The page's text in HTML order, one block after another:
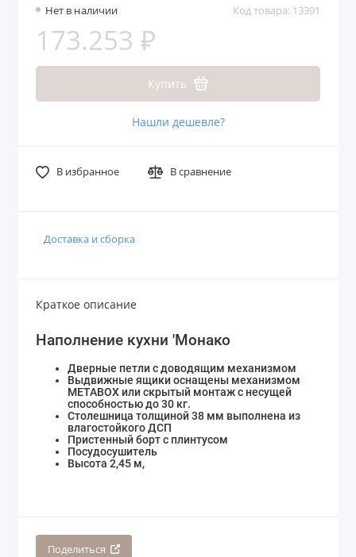
Нет в наличии Код товара: 13391
173.253 ₽
Купить
Нашли дешевле?
В избранное В сравнение
Доставка и сборка
Краткое описание
Наполнение кухни 'Монако
Дверные петли с доводящим механизмом
Выдвижные ящики оснащены механизмом
МЕТАBOX или скрытый монтаж с несущей
способностью до 30 кг.
Столешница толщиной 38 мм выполнена из
влагостойкого ДСП
Пристенный борт с плинтусом
Посудосушитель
Высота 2,45 м,
Поделиться